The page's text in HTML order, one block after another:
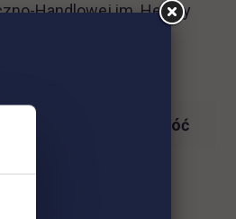
Handlowej im. Heleny
Wróć